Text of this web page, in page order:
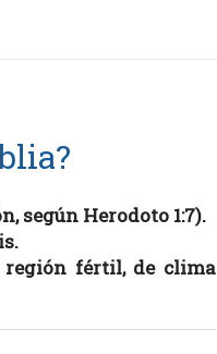
según Herodoto 1:7).
región fértil, de clima